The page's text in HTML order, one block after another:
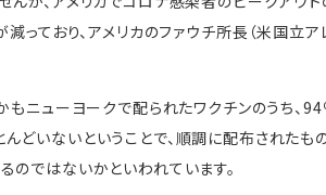
ており、アメリカのファウチ所長（米国立
もニューヨークで配られたワクチンのうち、
どいないということで、順調に配布されたも
のではないかといわれています。